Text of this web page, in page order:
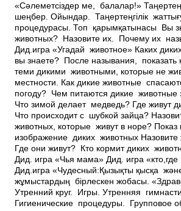
«Сәлеметсіздер ме, балалар!»
шеңбер. Ойындар. Таңертеңгілік
процедурасы. Топ қарым­қатынасы Вы
животных? Назовите их. Почему их
Дид.игра «Угадай животное» Каких
вы знаете? После называния, показать
теми дикими животными, которые не
местности. Как дикие животные
погоду? Чем питаются дикие животные
Что зимой делает медведь? Где живут
Что происходит с шубкой зайца?
животных, которые живут в норе? Показ
изображение диких животных Назовите
Где они живут? Кто кормит диких
Дид. игра «Чья мама» Дид. игра «кто,где
Дид.игра «Чудесный:Қызықты қысқа
жұмыстардың бірлескен жобасы.
Утренний круг. Игры. Утренняя
Гигиенические процедуры. Групповое